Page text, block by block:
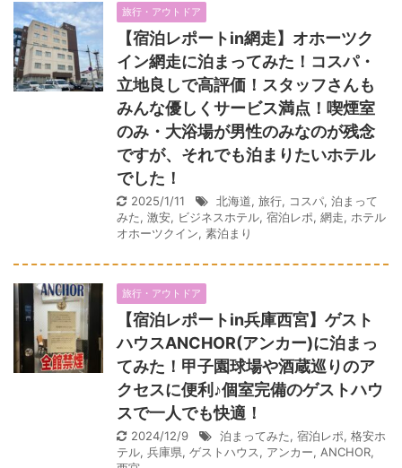
旅行・アウトドア
【宿泊レポートin網走】オホーツク
イン網走に泊まってみた！コスパ・
立地良しで高評価！スタッフさんも
みんな優しくサービス満点！喫煙室
のみ・大浴場が男性のみなのが残念
ですが、それでも泊まりたいホテル
でした！
2025/1/11 北海道, 旅行, コスパ, 泊まって
みた, 激安, ビジネスホテル, 宿泊レポ, 網走, ホテル
オホーツクイン, 素泊まり
旅行・アウトドア
【宿泊レポートin兵庫西宮】ゲスト
ハウスANCHOR(アンカー)に泊まっ
てみた！甲子園球場や酒蔵巡りのア
クセスに便利♪個室完備のゲストハウ
スで一人でも快適！
2024/12/9 泊まってみた, 宿泊レポ, 格安ホ
テル, 兵庫県, ゲストハウス, アンカー, ANCHOR,